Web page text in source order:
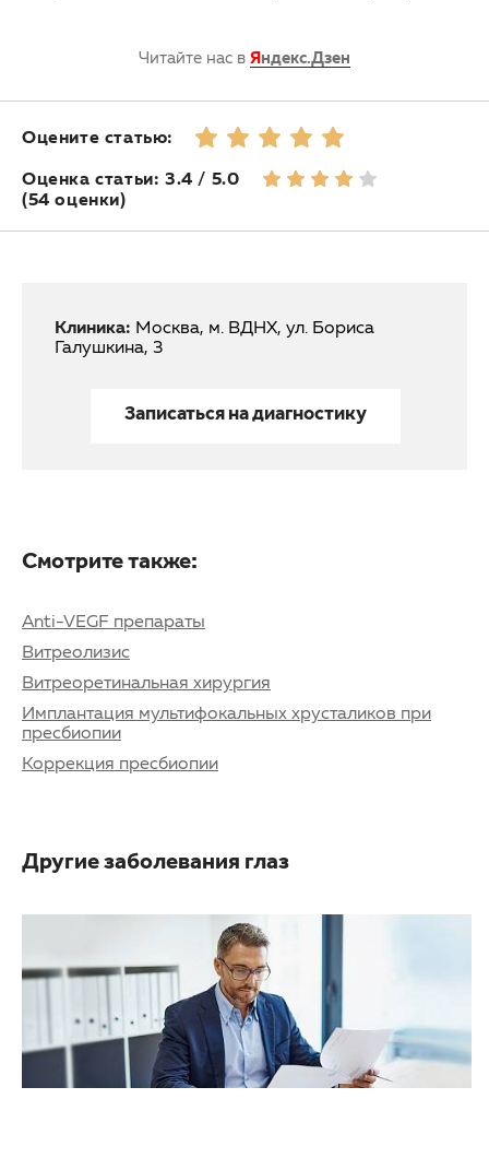
Читайте нас в Яндекс.Дзен
Оцените статью:
Оценка статьи: 3.4 / 5.0
(54 оценки)
Клиника: Москва, м. ВДНХ, ул. Бориса
Галушкина, 3
Записаться на диагностику
Смотрите также:
Anti-VEGF препараты
Витреолизис
Витреоретинальная хирургия
Имплантация мультифокальных хрусталиков при
пресбиопии
Коррекция пресбиопии
Другие заболевания глаз